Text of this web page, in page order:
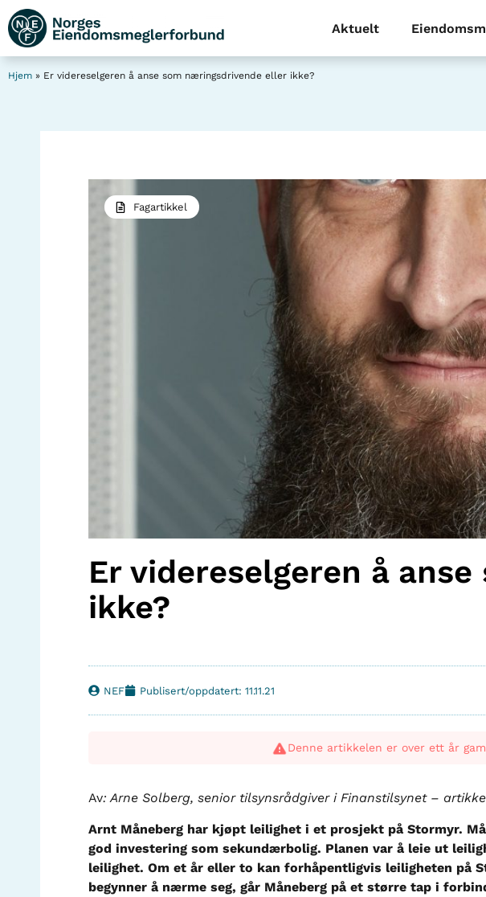
Aktuelt
Hjem » Er videreselgeren å anse som næringsdrivende eller ikke?
Fagartikkel
Er videreselgeren å
ikke?
NEF Publisert/oppdatert: 11.11.21
Denne artikkelen er over ett år
Av: Arne Solberg, senior tilsynsrådgiver i Finanstilsynet –
Arnt Måneberg har kjøpt leilighet i et prosjekt på Stormyr.
god investering som sekundærbolig. Planen var å leie ut
leilighet. Om et år eller to kan forhåpentligvis leiligheten på
begynner å nærme seg, går Måneberg på et større tap i